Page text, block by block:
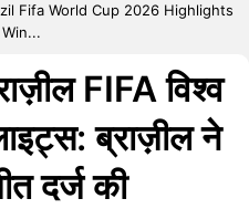
Fifa World Cup 2026 Highlights
FIFA विश्व
ब्राज़ील ने
दर्ज की